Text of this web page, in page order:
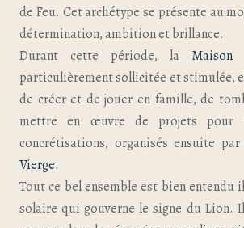
de Feu. Cet archétype se présente au
détermination, ambition et brillance.
Durant cette période, la Maison
particulièrement sollicitée et stimulée,
de créer et de jouer en famille, de
mettre en œuvre de projets pour
concrétisations, organisés ensuite
Vierge.
Tout ce bel ensemble est bien entendu
solaire qui gouverne le signe du Lion.